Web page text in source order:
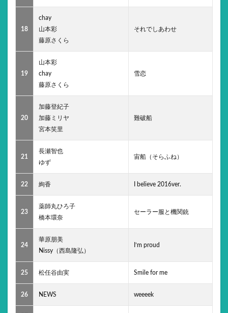
18
chay
山本彩
藤原さくら
それでしあわせ
19
山本彩
chay
藤原さくら
雪恋
20
加藤登紀子
加藤ミリヤ
宮本笑里
難破船
21
長瀬智也
ゆず
宙船（そらふね）
22 絢香 I believe 2016ver.
23
薬師丸ひろ子
橋本環奈
セーラー服と機関銃
24
華原朋美
Nissy（西島隆弘）
I’m proud
25 松任谷由実 Smile for me
26 NEWS weeeek